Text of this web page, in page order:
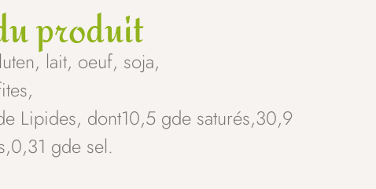
produit
lait, oeuf, soja,
Lipides, dont10,5 gde saturés,30,9
gde sel.